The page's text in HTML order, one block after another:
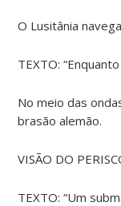
O Lusitânia
TEXTO:
No meio das
brasão alemão.
VISÃO DO
TEXTO: “Um